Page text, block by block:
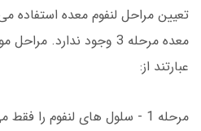
تعیین مراحل لنفوم معده استفاده
معده مرحله 3 وجود ندارد.
عبارتند از:
مرحله 1 - سلول های لنفوم را